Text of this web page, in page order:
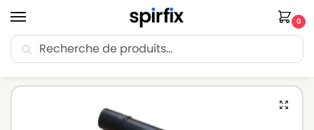
0
🚚 Livraison Point Relais offerte dès 30€ d’achat.